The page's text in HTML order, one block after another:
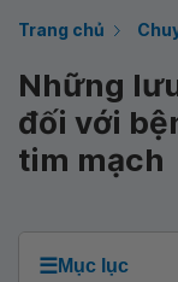
Trang chủ
Những
đối với
tim mạch
☰Mục lục